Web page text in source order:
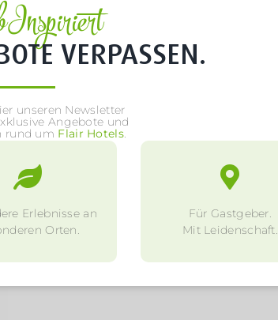
Inspiriert
VERPASSEN.
unseren Newsletter
Angebote und
rund um Flair Hotels.
Erlebnisse an
Orten.
Für Gastgeber.
Mit Leidenschaft.